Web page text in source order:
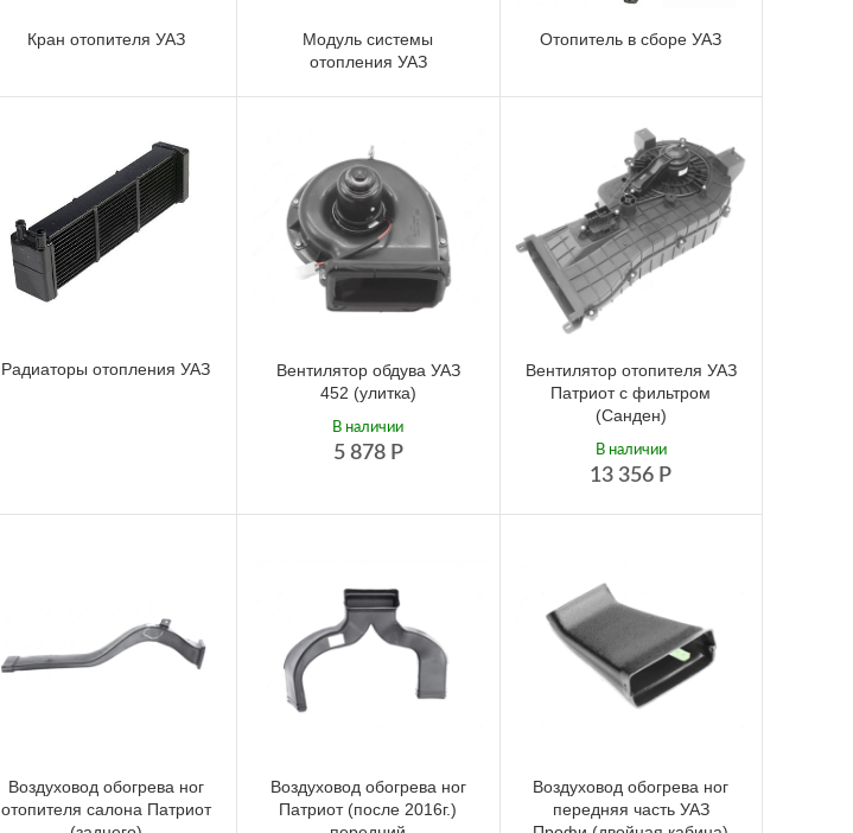
Кран отопителя УАЗ
Модуль системы
отопления УАЗ
Отопитель в сборе УАЗ
Радиаторы отопления УАЗ
Вентилятор обдува УАЗ
452 (улитка)
5 878 Р
В наличии
Вентилятор отопителя УАЗ
Патриот с фильтром
(Санден)
13 356 Р
В наличии
Воздуховод обогрева ног
отопителя салона Патриот
Воздуховод обогрева ног
Патриот (после 2016г.)
Воздуховод обогрева ног
передняя часть УАЗ